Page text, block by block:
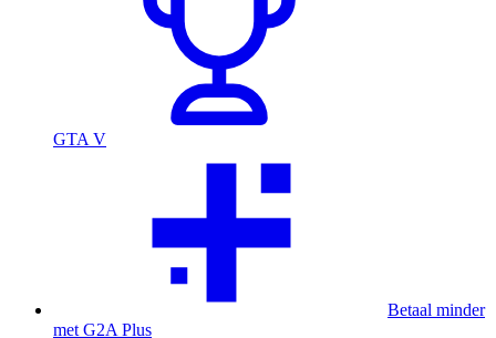
GTA V
Betaal minder
met G2A Plus